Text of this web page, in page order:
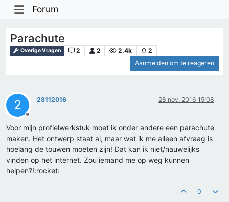
Forum
Parachute
Overige Vragen 2 2 2.4k
2
Aanmelden om te reageren
2
Offline
28112016 28 nov. 2016 15:08
Voor mijn profielwerkstuk moet ik onder andere een parachute
maken. Het ontwerp staat al, maar wat ik me alleen afvraag is
hoelang de touwen moeten zijn! Dat kan ik niet/nauwelijks
vinden op het internet. Zou iemand me op weg kunnen
helpen?!:rocket:
0